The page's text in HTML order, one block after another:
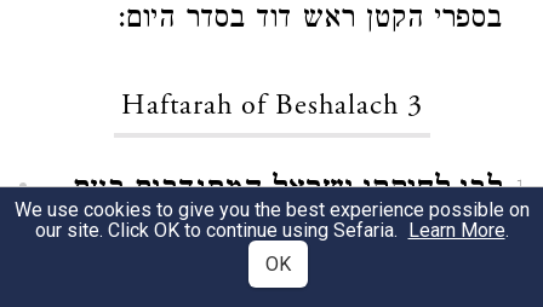
בספרי הקטן ראש דוד בסדר היום:
Haftarah of Beshalach 3
1
לבי לחוקקי ישראל המתנדבים בעם
ברבו ה'. שמעתי מאחד המיוחד
מאוהבינו נר"ו שפי' במה שראינו במכתב
We use cookies to give you the best experience possible on
our site. Click OK to continue using Sefaria. Learn More.
OK